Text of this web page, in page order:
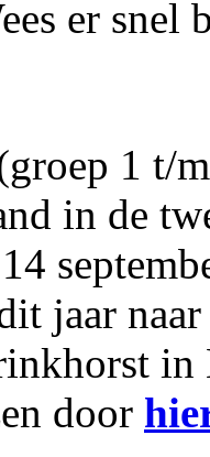
er
1 t/
in de
jaar
door